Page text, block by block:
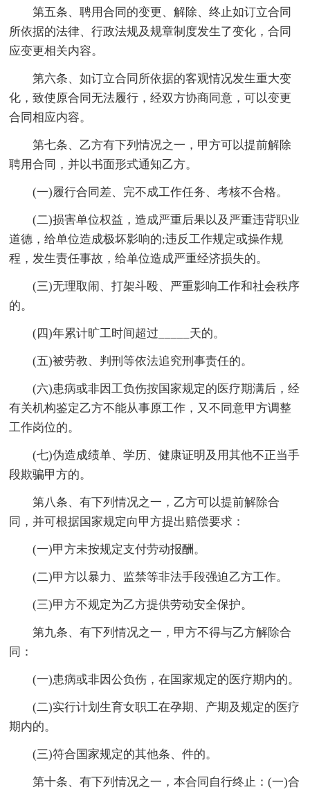
第五条、聘用合同的变更、解除、终止如订立合同
所依据的法律、行政法规及规章制度发生了变化，合同
应变更相关内容。
第六条、如订立合同所依据的客观情况发生重大变
化，致使原合同无法履行，经双方协商同意，可以变更
合同相应内容。
第七条、乙方有下列情况之一，甲方可以提前解除
聘用合同，并以书面形式通知乙方。
(一)履行合同差、完不成工作任务、考核不合格。
(二)损害单位权益，造成严重后果以及严重违背职业
道德，给单位造成极坏影响的;违反工作规定或操作规
程，发生责任事故，给单位造成严重经济损失的。
(三)无理取闹、打架斗殴、严重影响工作和社会秩序
的。
(四)年累计旷工时间超过_____天的。
(五)被劳教、判刑等依法追究刑事责任的。
(六)患病或非因工负伤按国家规定的医疗期满后，经
有关机构鉴定乙方不能从事原工作，又不同意甲方调整
工作岗位的。
(七)伪造成绩单、学历、健康证明及用其他不正当手
段欺骗甲方的。
第八条、有下列情况之一，乙方可以提前解除合
同，并可根据国家规定向甲方提出赔偿要求：
(一)甲方未按规定支付劳动报酬。
(二)甲方以暴力、监禁等非法手段强迫乙方工作。
(三)甲方不规定为乙方提供劳动安全保护。
第九条、有下列情况之一，甲方不得与乙方解除合
同：
(一)患病或非因公负伤，在国家规定的医疗期内的。
(二)实行计划生育女职工在孕期、产期及规定的医疗
期内的。
(三)符合国家规定的其他条、件的。
第十条、有下列情况之一，本合同自行终止：(一)合